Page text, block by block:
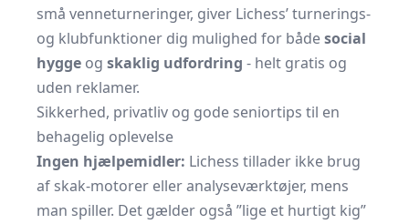
små venneturneringer, giver Lichess’ turnerings-
og klubfunktioner dig mulighed for bådesocial
hygge og skaklig udfordring - helt gratis og
uden reklamer.
Sikkerhed, privatliv og gode seniortips til en
behagelig oplevelse
Ingen hjælpemidler: Lichess tillader ikke brug
af skak-motorer eller analyseværktøjer, mens
man spiller. Det gælder også ”lige et hurtigt kig”